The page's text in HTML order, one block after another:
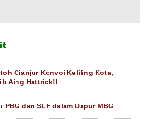
Cianjur Konvoi Keliling Kota,
Aing Hattrick!!
PBG dan SLF dalam Dapur MBG